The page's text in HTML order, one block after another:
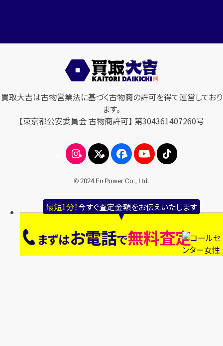
最短1分！今すぐ査定金額をお伝えいたします
まずはお電話で無料査定
買取大吉は古物営業法に基づく古物商の許可を得て運営しており
ます。
【東京都公安委員会 古物商許可】 第304361407260号
© 2024 En Power Co., Ltd.